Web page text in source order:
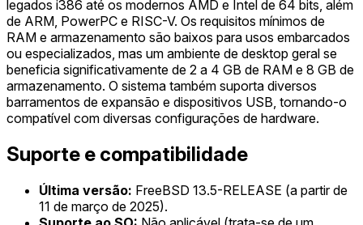
legados i386 até os modernos AMD e Intel de 64 bits, além
de ARM, PowerPC e RISC-V. Os requisitos mínimos de
RAM e armazenamento são baixos para usos embarcados
ou especializados, mas um ambiente de desktop geral se
beneficia significativamente de 2 a 4 GB de RAM e 8 GB de
armazenamento. O sistema também suporta diversos
barramentos de expansão e dispositivos USB, tornando-o
compatível com diversas configurações de hardware.
Suporte e compatibilidade
Última versão: FreeBSD 13.5-RELEASE (a partir de
11 de março de 2025).